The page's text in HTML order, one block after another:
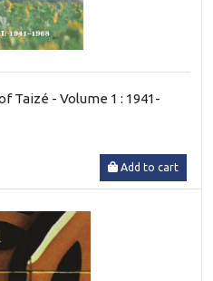
Taizé - Volume 1 : 1941-
Add to cart